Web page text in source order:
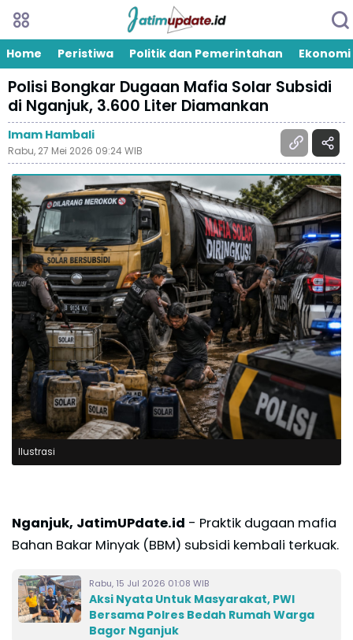
Home Peristiwa Politik dan Pemerintahan Ekonomi
Polisi Bongkar Dugaan Mafia Solar Subsidi
di Nganjuk, 3.600 Liter Diamankan
Imam Hambali
Rabu, 27 Mei 2026 09:24 WIB
Ilustrasi
Nganjuk, JatimUPdate.id - Praktik dugaan mafia
Bahan Bakar Minyak (BBM) subsidi kembali terkuak.
Rabu, 15 Jul 2026 01:08 WIB
Aksi Nyata Untuk Masyarakat, PWI
Bersama Polres Bedah Rumah Warga
Bagor Nganjuk